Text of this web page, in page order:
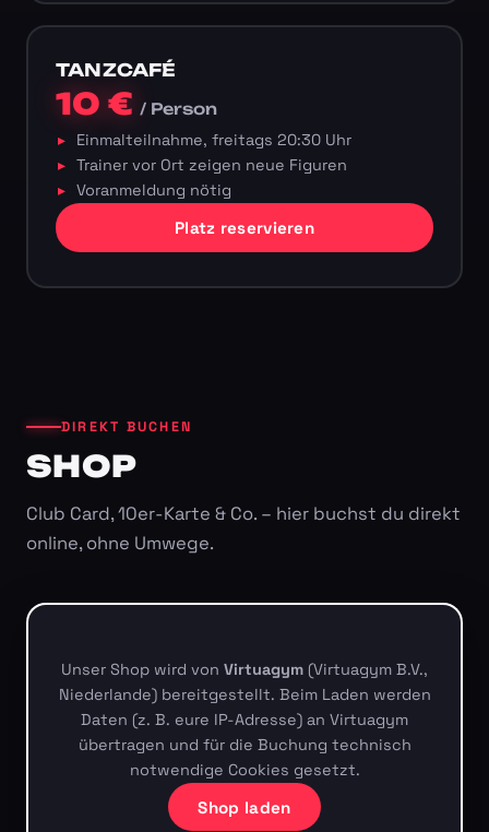
TANZCAFÉ
10 €/ Person
Einmalteilnahme, freitags 20:30 Uhr
Trainer vor Ort zeigen neue Figuren
Voranmeldung nötig
Platz reservieren
DIREKT BUCHEN
SHOP
Club Card, 10er-Karte & Co. – hier buchst du direkt
online, ohne Umwege.
Unser Shop wird von Virtuagym (Virtuagym B.V.,
Niederlande) bereitgestellt. Beim Laden werden
Daten (z. B. eure IP-Adresse) an Virtuagym
übertragen und für die Buchung technisch
notwendige Cookies gesetzt.
Shop laden